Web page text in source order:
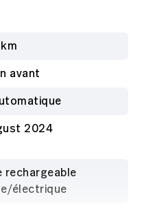
avant
2024
rechargeable
électrique